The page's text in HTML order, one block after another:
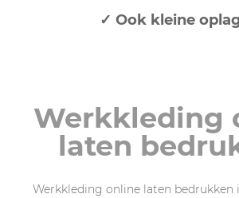
✓ Ook kleine
Werkkleding
laten
Werkkleding online laten bedrukken